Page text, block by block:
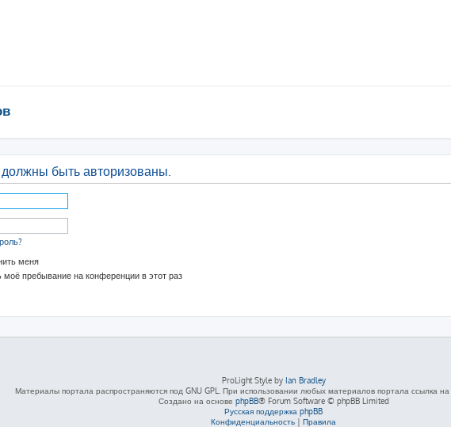
быть авторизованы.
меня
моё пребывание на конференции в этот раз
ProLight Style by Ian Bradley
Материалы портала распространяются под GNU GPL. При использовании любых материалов портала ссылка на
Создано на основе phpBB® Forum Software © phpBB Limited
Русская поддержка phpBB
Конфиденциальность | Правила